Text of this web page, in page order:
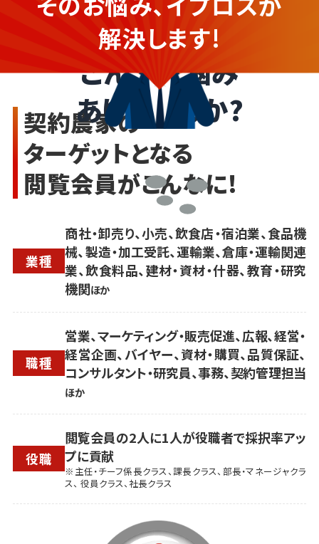
契約農家の企業さま
こんなお悩み
ありませんか?
解決します!
契約農家の
ターゲットとなる
閲覧会員がこんなに!
業種
商社・卸売り、小売、飲食店・宿泊業、食品機
械、製造・加工受託、運輸業、倉庫・運輸関連
業、飲食料品、建材・資材・什器、教育・研究
機関ほか
職種
営業、マーケティング・販売促進、広報、経営・
経営企画、バイヤー、資材・購買、品質保証、
コンサルタント・研究員、事務、契約管理担当
ほか
役職
閲覧会員の2人に1人が役職者で採択率アッ
プに貢献
※主任・チーフ係長クラス、課長クラス、部長・マネージャクラ
ス、 役員クラス、社長クラス